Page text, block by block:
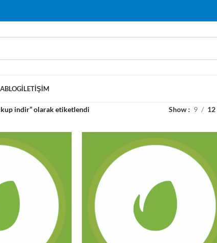
BLOGİLETIŞIM
indir” olarak etiketlendi Show 9 12